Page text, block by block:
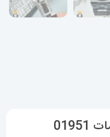
ساعت مچی مردانه تیسوت اتومات 01951